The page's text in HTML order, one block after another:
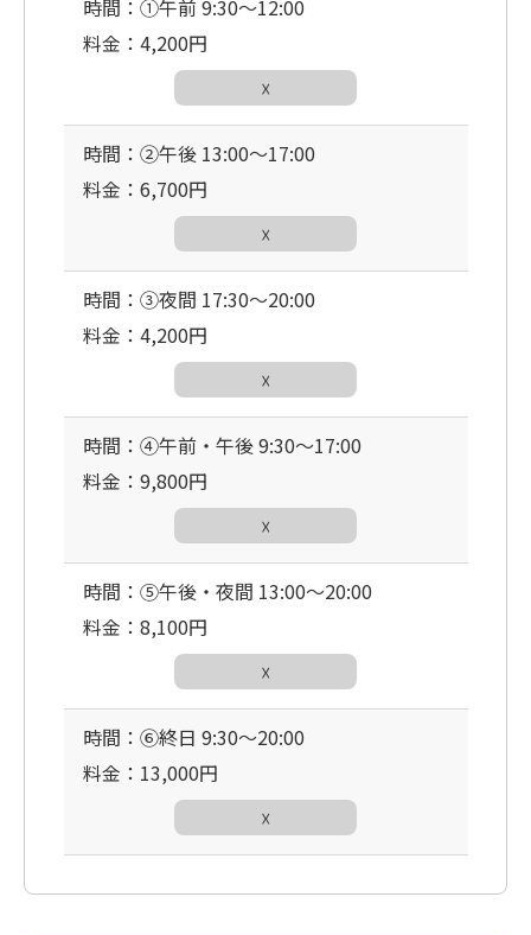
時間：①午前 9:30〜12:00
料金：4,200円
☓
時間：②午後 13:00〜17:00
料金：6,700円
☓
時間：③夜間 17:30〜20:00
料金：4,200円
☓
時間：④午前・午後 9:30〜17:00
料金：9,800円
☓
時間：⑤午後・夜間 13:00〜20:00
料金：8,100円
☓
時間：⑥終日 9:30〜20:00
料金：13,000円
☓